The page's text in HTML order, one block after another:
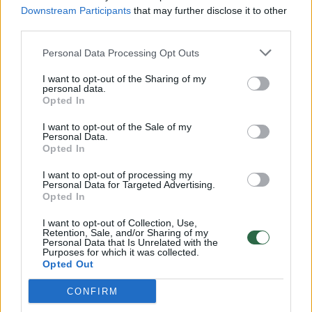
Downstream Participants that may further disclose it to other
Personal Data Processing Opt Outs
I want to opt-out of the Sharing of my
personal data.
Opted In
I want to opt-out of the Sale of my
Personal Data.
Opted In
I want to opt-out of processing my
Personal Data for Targeted Advertising.
Opted In
I want to opt-out of Collection, Use,
Retention, Sale, and/or Sharing of my
Personal Data that Is Unrelated with the
Purposes for which it was collected.
Opted Out
CONFIRM
32 laipsnių šilumos
Žinios | Orai
00:00:59
Nufilmavo, kaip patvino Vilniaus Vakarinis aplinkkelis:
vaizdas pribloškia
V. Zalužno pasisakymą laiko bandymu įsitvirtinti
Ukrainos politikoje: jis yra neteisus
Laidos | Nauja diena
Visi įrašai